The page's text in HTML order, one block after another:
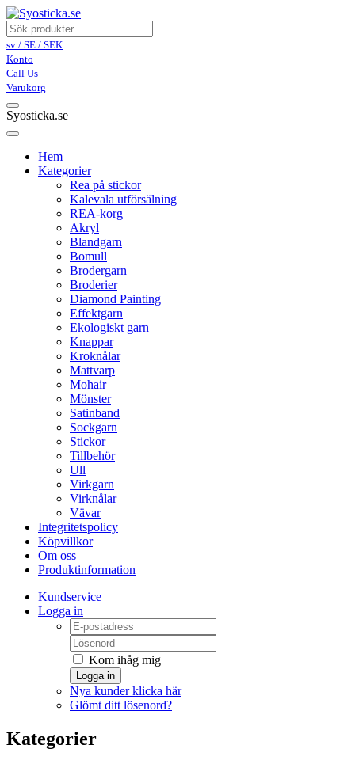
sv / SE / SEK
Konto
Call Us
Varukorg
Syosticka.se
Hem
Kategorier
Rea på stickor
Kalevala utförsälning
REA-korg
Akryl
Blandgarn
Bomull
Brodergarn
Broderier
Diamond Painting
Effektgarn
Ekologiskt garn
Knappar
Kroknålar
Mattvarp
Mohair
Mönster
Satinband
Sockgarn
Stickor
Tillbehör
Ull
Virkgarn
Virknålar
Vävar
Integritetspolicy
Köpvillkor
Om oss
Produktinformation
Kundservice
Logga in
Kom ihåg mig
Logga in
Nya kunder klicka här
Glömt ditt lösenord?
Kategorier